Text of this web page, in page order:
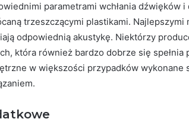
parametrami wchłania dźwięków
trzeszczącymi plastikami. Najlepszymi
odpowiednią akustykę. Niektórzy
która również bardzo dobrze się spełnia
w większości przypadków wykonane